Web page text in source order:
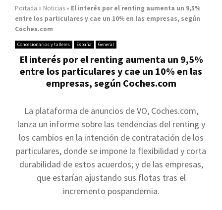
Portada » Noticias » El interés por el renting aumenta un 9,5%
entre los particulares y cae un 10% en las empresas, según
Coches.com
Concesionarios y talleres España General
El interés por el renting aumenta un 9,5%
entre los particulares y cae un 10% en las
empresas, según Coches.com
La plataforma de anuncios de VO, Coches.com,
lanza un informe sobre las tendencias del renting y
los cambios en la intención de contratación de los
particulares, donde se impone la flexibilidad y corta
durabilidad de estos acuerdos; y de las empresas,
que estarían ajustando sus flotas tras el
incremento pospandemia.